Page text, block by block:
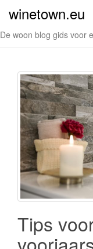
winetown.eu
De woon blog gids voor
Tips